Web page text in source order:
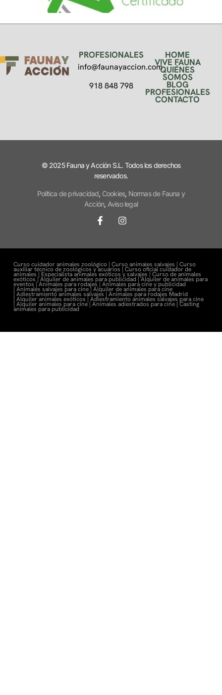
PROFESIONALES
info@faunayaccion.com
918 848 798
HOME
VIVE FAUNA
QUIÉNES
SOMOS
BLOG
PROFESIONALES
CONTACTO
© 2025 Fauna y Acción S.L. Todos los derechos
reservados.
Política de privacidad, Cookies, Normas de Fauna y
Acción, Aviso legal
Curso cuidador animales zoológico | Curso animales salvajes | Curso
auxiliar técnico de zoológicos y acuarios | Curso oficial cuidador de
animales | Especialista animales exóticos y salvajes | Curso de animales
exóticos |Alquiler de animales para publicidad |Alquiler de animales para
eventos |Animales para rodajes | Animales para cine y publicidad
| Animales salvajes para cine | Alquiler de animales para cine
| Adiestramiento animales salvajes | Animales para rodajes Madrid
| Alquiler animales exóticos | Adiestramiento animales salvajes para cine
| Alquiler animales para cine | Animales adiestrados para cine| Casting
animales para publicidad